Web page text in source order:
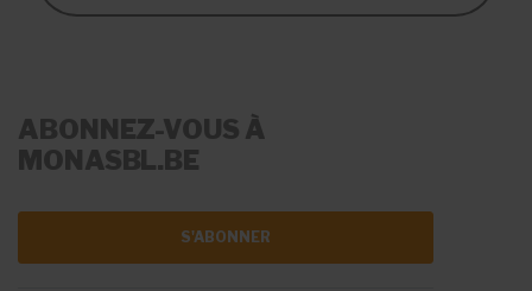
ABONNEZ-VOUS À
MONASBL.BE
S'ABONNER